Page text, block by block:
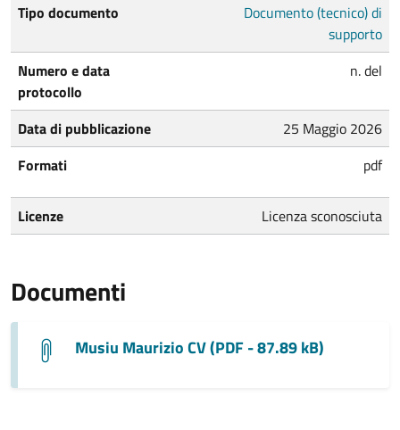
Tipo documento
Documento (tecnico) di
supporto
Numero e data
protocollo
n. del
Data di pubblicazione
25 Maggio 2026
Formati
pdf
Licenze Licenza sconosciuta
Documenti
Musiu Maurizio CV (PDF - 87.89 kB)